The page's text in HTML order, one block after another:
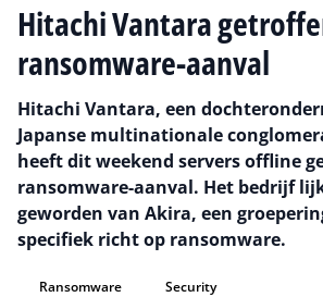
Hitachi Vantara
ransomware-aanval
Hitachi Vantara, een
Japanse multinationale
heeft dit weekend servers offline
ransomware-aanval. Het bedrijf
geworden van Akira, een
specifiek richt op ransomware.
Ransomware Security